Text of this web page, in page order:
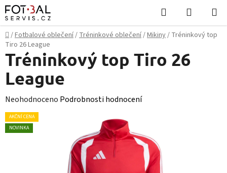
Přejít
na
obsah
Hledat
KOŠÍK
Domů
/Fotbalové oblečení/Tréninkové oblečení/Mikiny/ Tréninkový top
Tiro 26 League
Tréninkový top Tiro 26
League
Průměrné
hodnocení
produktu
Neohodnoceno Podrobnosti hodnocení
AKČNÍ CENA
NOVINKA